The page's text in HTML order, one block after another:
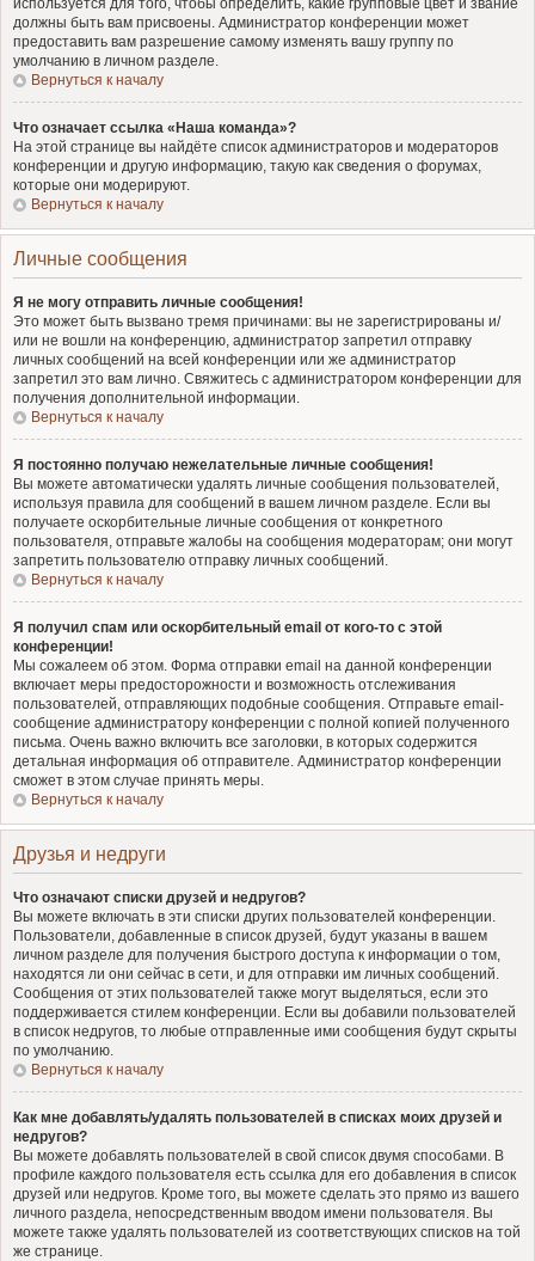
используется для того, чтобы определить, какие групповые цвет и звание
должны быть вам присвоены. Администратор конференции может
предоставить вам разрешение самому изменять вашу группу по
умолчанию в личном разделе.
Вернуться к началу
Что означает ссылка «Наша команда»?
На этой странице вы найдёте список администраторов и модераторов
конференции и другую информацию, такую как сведения о форумах,
которые они модерируют.
Вернуться к началу
Личные сообщения
Я не могу отправить личные сообщения!
Это может быть вызвано тремя причинами: вы не зарегистрированы и/
или не вошли на конференцию, администратор запретил отправку
личных сообщений на всей конференции или же администратор
запретил это вам лично. Свяжитесь с администратором конференции для
получения дополнительной информации.
Вернуться к началу
Я постоянно получаю нежелательные личные сообщения!
Вы можете автоматически удалять личные сообщения пользователей,
используя правила для сообщений в вашем личном разделе. Если вы
получаете оскорбительные личные сообщения от конкретного
пользователя, отправьте жалобы на сообщения модераторам; они могут
запретить пользователю отправку личных сообщений.
Вернуться к началу
Я получил спам или оскорбительный email от кого-то с этой
конференции!
Мы сожалеем об этом. Форма отправки email на данной конференции
включает меры предосторожности и возможность отслеживания
пользователей, отправляющих подобные сообщения. Отправьте email-
сообщение администратору конференции с полной копией полученного
письма. Очень важно включить все заголовки, в которых содержится
детальная информация об отправителе. Администратор конференции
сможет в этом случае принять меры.
Вернуться к началу
Друзья и недруги
Что означают списки друзей и недругов?
Вы можете включать в эти списки других пользователей конференции.
Пользователи, добавленные в список друзей, будут указаны в вашем
личном разделе для получения быстрого доступа к информации о том,
находятся ли они сейчас в сети, и для отправки им личных сообщений.
Сообщения от этих пользователей также могут выделяться, если это
поддерживается стилем конференции. Если вы добавили пользователей
в список недругов, то любые отправленные ими сообщения будут скрыты
по умолчанию.
Вернуться к началу
Как мне добавлять/удалять пользователей в списках моих друзей и
недругов?
Вы можете добавлять пользователей в свой список двумя способами. В
профиле каждого пользователя есть ссылка для его добавления в список
друзей или недругов. Кроме того, вы можете сделать это прямо из вашего
личного раздела, непосредственным вводом имени пользователя. Вы
можете также удалять пользователей из соответствующих списков на той
же странице.